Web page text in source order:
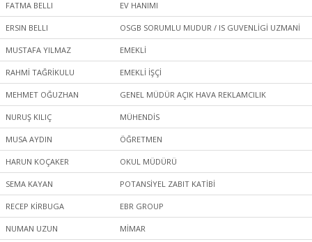
FATMA BELLI EV HANIMI
ERSIN BELLI OSGB SORUMLU MUDUR / IS GUVENLİGİ UZMANİ
MUSTAFA YILMAZ EMEKLİ
RAHMİ TAĞRİKULU EMEKLİ İŞÇİ
MEHMET OĞUZHAN GENEL MÜDÜR AÇIK HAVA REKLAMCILIK
NURUŞ KILIÇ MÜHENDİS
MUSA AYDIN ÖĞRETMEN
HARUN KOÇAKER OKUL MÜDÜRÜ
SEMA KAYAN POTANSİYEL ZABIT KATİBİ
RECEP KİRBUGA EBR GROUP
NUMAN UZUN MİMAR